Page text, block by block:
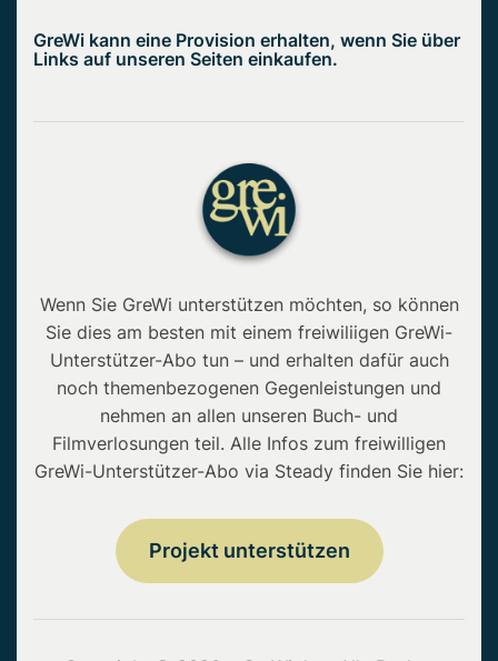
GreWi kann eine Provision erhalten, wenn Sie über
Links auf unseren Seiten einkaufen.
Wenn Sie GreWi unterstützen möchten, so können
Sie dies am besten mit einem freiwiliigen GreWi-
Unterstützer-Abo tun – und erhalten dafür auch
noch themenbezogenen Gegenleistungen und
nehmen an allen unseren Buch- und
Filmverlosungen teil. Alle Infos zum freiwilligen
GreWi-Unterstützer-Abo via Steady finden Sie hier:
Projekt unterstützen